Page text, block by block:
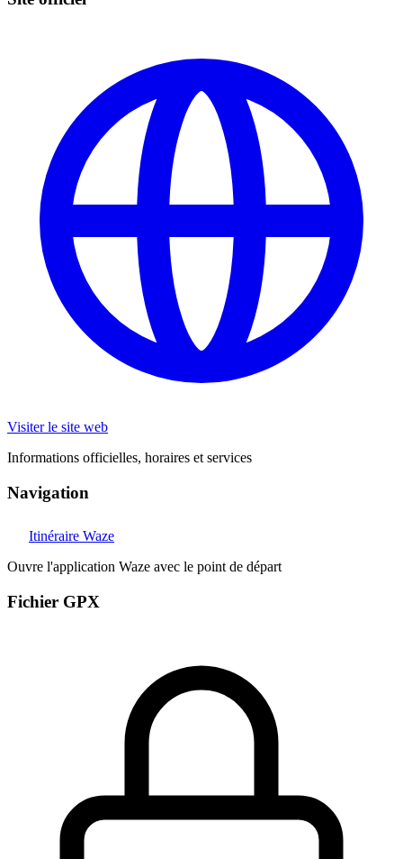
Visiter le site web
Informations officielles, horaires et services
Navigation
Itinéraire Waze
Ouvre l'application Waze avec le point de départ
Fichier GPX